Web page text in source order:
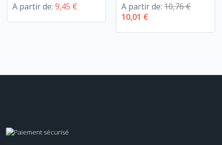
A partir de:9,45 € A partir de:10,76 €
10,01 €